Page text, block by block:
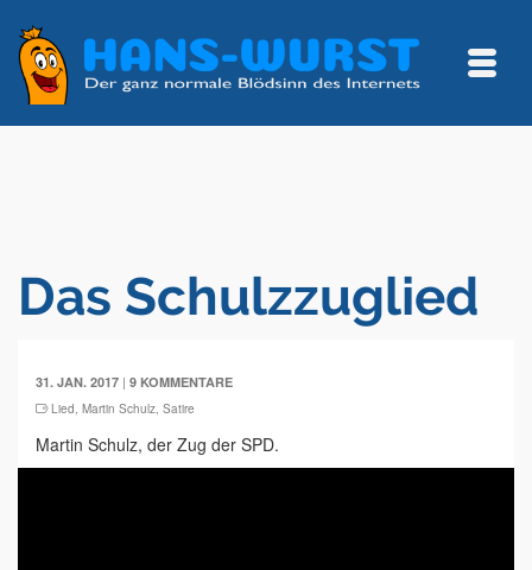
Das Schulzzuglied
31. JAN. 2017 | 9 KOMMENTARE
Lied, Martin Schulz, Satire
Martin Schulz, der Zug der SPD.